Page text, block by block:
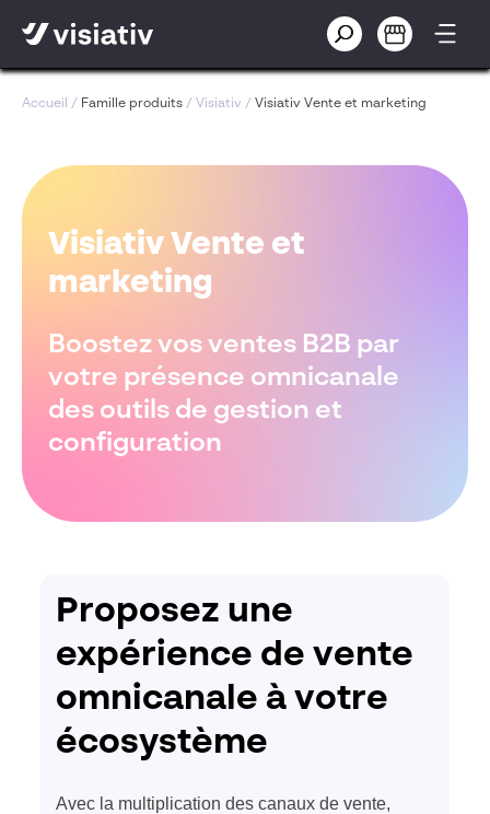
Accueil / Famille produits / Visiativ / Visiativ Vente et marketing
Visiativ Vente et
marketing
Boostez vos ventes B2B par
votre présence omnicanale
des outils de gestion et
configuration
Proposez une
expérience de vente
omnicanal e à votre
écosystème
Avec la multiplication des canaux de vente,